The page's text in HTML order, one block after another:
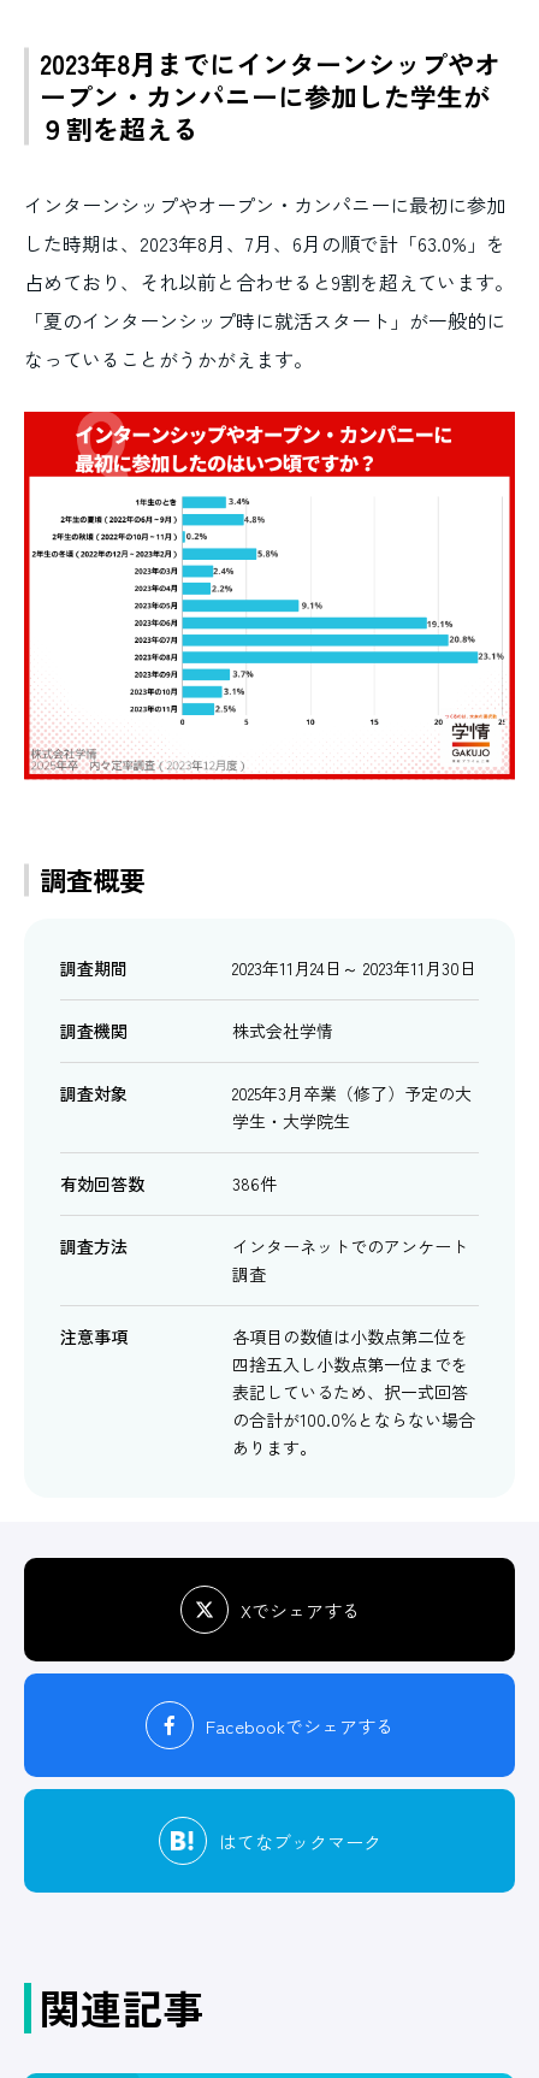
2023年8月までにインターンシップやオ
ープン・カンパニーに参加した学生が
９割を超える
インターンシップやオープン・カンパニーに最初に参加
した時期は、2023年8月、7月、6月の順で計「63.0%」を
占めており、それ以前と合わせると9割を超えています。
「夏のインターンシップ時に就活スタート」が一般的に
なっていることがうかがえます。
調査概要
調査期間 2023年11月24日～ 2023年11月30日
調査機関 株式会社学情
調査対象
2025年3月卒業（修了）予定の大
学生・大学院生
有効回答数 386件
調査方法
インターネットでのアンケート
調査
注意事項
各項目の数値は小数点第二位を
四捨五入し小数点第一位までを
表記しているため、択一式回答
の合計が100.0％とならない場合
あります。
Xでシェアする
Facebookでシェアする
はてなブックマーク
関連記事